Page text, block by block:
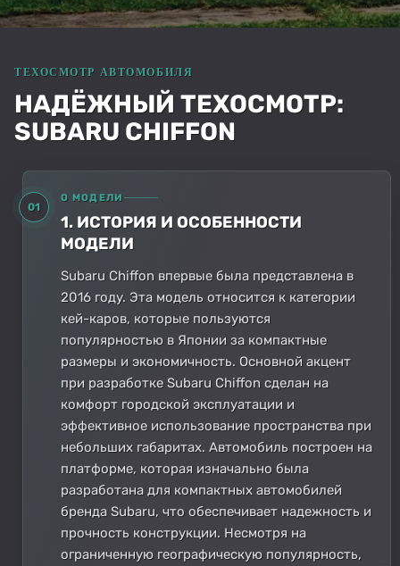
НАДЁЖНЫЙ ТЕХОСМОТР:
SUBARU CHIFFON
01
О МОДЕЛИ
1. ИСТОРИЯ И ОСОБЕННОСТИ
МОДЕЛИ
Subaru Chiffon впервые была представлена в
2016 году. Эта модель относится к категории
кей-каров, которые пользуются
популярностью в Японии за компактные
размеры и экономичность. Основной акцент
при разработке Subaru Chiffon сделан на
комфорт городской эксплуатации и
эффективное использование пространства при
небольших габаритах. Автомобиль построен на
платформе, которая изначально была
разработана для компактных автомобилей
бренда Subaru, что обеспечивает надежность и
прочность конструкции. Несмотря на
ограниченную географическую популярность,